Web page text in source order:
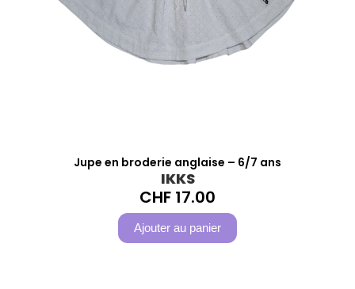
Jupe en broderie anglaise – 6/7 ans
IKKS
CHF 17.00
Ajouter au panier